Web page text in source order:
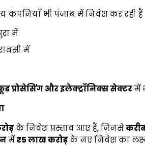
कंपनियाँ भी पंजाब में निवेश कर रही
में
में
प्रोसेसिंग और इलेक्ट्रॉनिक्स सेक्टरमें
के निवेश प्रस्ताव आए हैं, जिनसे
में₹5लाख करोड़के नए निवेश का